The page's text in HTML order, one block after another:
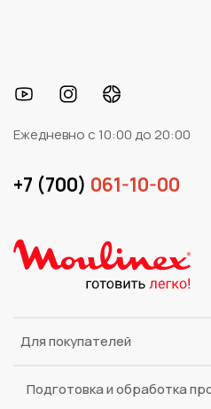
Для покупателей
Подготовка и обработка
+7 (700) 061-10-00
Ежедневно с 10:00 до 20:00